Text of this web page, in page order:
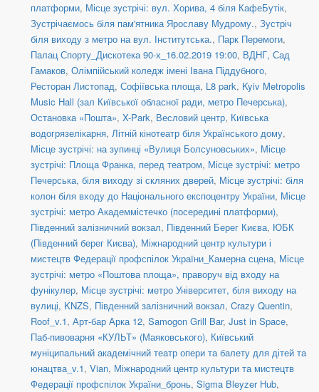
платформи, Місце зустрічі: вул. Хорива, 4 біля КафеБутік,
Зустрічаємось біля пам'ятника Ярославу Мудрому., Зустріч
біля виходу з метро на вул. Інститутська., Парк Перемоги,
Палац Спорту_Дискотека 90-х_16.02.2019 19:00, ВДНГ, Сад
Гамаков, Олімпійський коледж імені Івана Піддубного,
Ресторан Листопад, Софіївська площа, L8 park, Kyiv Metropolis
Music Hall (зал Київської обласної ради, метро Печерська),
Остановка «Пошта», X-Park, Весловий центр, Київська
водогрязелікарня, Літній кінотеатр біля Українського дому,
Місце зустрічі: на зупинці «Вулиця Болсуновських», Місце
зустрічі: Площа Франка, перед театром, Місце зустрічі: метро
Печерська, біля виходу зі скляних дверей, Місце зустрічі: біля
колон біля входу до Національного експоцентру України, Місце
зустрічі: метро Академмістечко (посередині платформи),
Південний залізничний вокзал, Південний Берег Києва, ЮБК
(Південний берег Києва), Міжнародний центр культури і
мистецтв Федерації профспілок України_Камерна сцена, Місце
зустрічі: метро «Поштова площа», праворуч від входу на
фунікулер, Місце зустрічі: метро Університет, біля виходу на
вулиці, KNZS, Південний залізничний вокзал, Crazy Quentin,
Roof_v.1, Арт-бар Арка 12, Samogon Grill Bar, Just in Space,
Паб-пивоварня «КУЛЬТ» (Маяковського), Київський
муніципальний академічний театр опери та балету для дітей та
юнацтва_v.1, Vian, Міжнародний центр культури та мистецтв
Федерації профспілок України_бронь, Sigma Bleyzer Hub,